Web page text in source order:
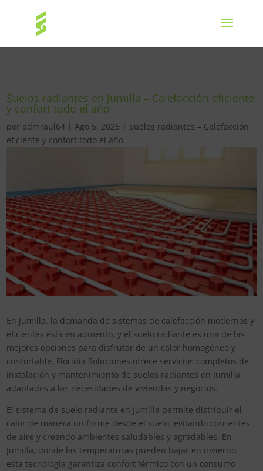
Suelos radiantes en Jumilla – Calefacción eficiente
y confort todo el año
por admraul64 |Ago 5, 2025 | Suelos radiantes – Calefacción
eficiente y confort todo el año
En Jumilla, la demanda de sistemas de calefacción modernos y
eficientes está en aumento, y el suelo radiante es una de las
mejores opciones para disfrutar de un calor homogéneo y
confortable. Floridia Soluciones ofrece servicios completos de
instalación y mantenimiento de suelos radiantes en Jumilla,
adaptados a las necesidades de viviendas y negocios.
El sistema de suelo radiante en Jumilla permite distribuir el
calor de manera uniforme desde el suelo, evitando corrientes
de aire y creando ambientes saludables y agradables. En
Jumilla, donde las temperaturas pueden bajar en invierno,
esta tecnología garantiza confort térmico con un consumo